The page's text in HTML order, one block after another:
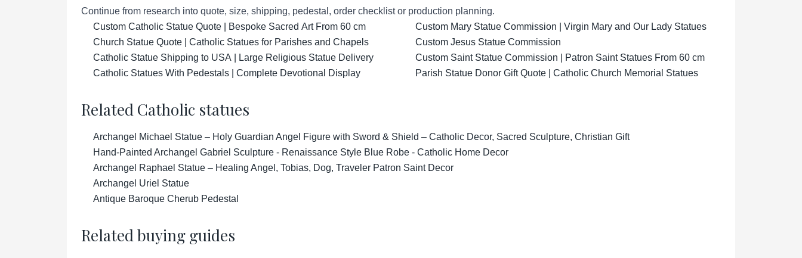
Continue from research into quote, size, shipping, pedestal, order checklist or production planning.
Custom Catholic Statue Quote | Bespoke Sacred Art From 60 cm
Church Statue Quote | Catholic Statues for Parishes and Chapels
Catholic Statue Shipping to USA | Large Religious Statue Delivery
Catholic Statues With Pedestals | Complete Devotional Display
Custom Mary Statue Commission | Virgin Mary and Our Lady Statues
Custom Jesus Statue Commission
Custom Saint Statue Commission | Patron Saint Statues From 60 cm
Parish Statue Donor Gift Quote | Catholic Church Memorial Statues
Related Catholic statues
Archangel Michael Statue – Holy Guardian Angel Figure with Sword & Shield – Catholic Decor, Sacred Sculpture, Christian Gift
Hand-Painted Archangel Gabriel Sculpture - Renaissance Style Blue Robe - Catholic Home Decor
Archangel Raphael Statue – Healing Angel, Tobias, Dog, Traveler Patron Saint Decor
Archangel Uriel Statue
Antique Baroque Cherub Pedestal
Related buying guides